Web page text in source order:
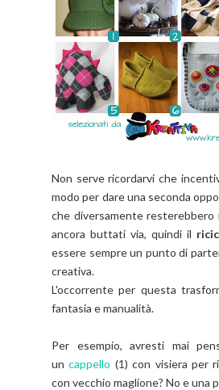
Non serve ricordarvi che
modo per dare una seconda
che diversamente resterebbero
ancora buttati via, quindi il
essere sempre un punto di
creativa.
L'occorrente per questa
fantasia e manualità.
Per esempio, avresti mai
uncappello (1) con visiera per
con vecchio maglione? No e una